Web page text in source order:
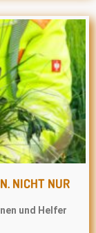
NICHT NUR
und Helfer